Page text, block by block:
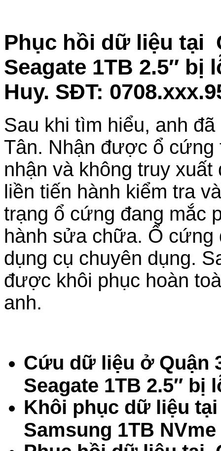
Phục hồi dữ liệu tại
Seagate 1TB 2.5″ bị
Huy. SĐT:
Sau khi tìm hiểu, anh
Tân. Nhận được ổ cứng
nhận và không truy
liền tiến hành kiểm tra
trạng ổ cứng đang mắc
hành sửa chữa. Ổ
dụng cụ chuyên dụng.
được khôi phục hoàn
anh.
Cứu dữ liệu ở Quận
Seagate 1TB 2.5″ bị
Khôi phục dữ liệu
Samsung 1TB